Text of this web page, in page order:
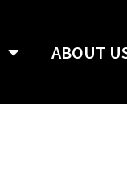
ABOUT